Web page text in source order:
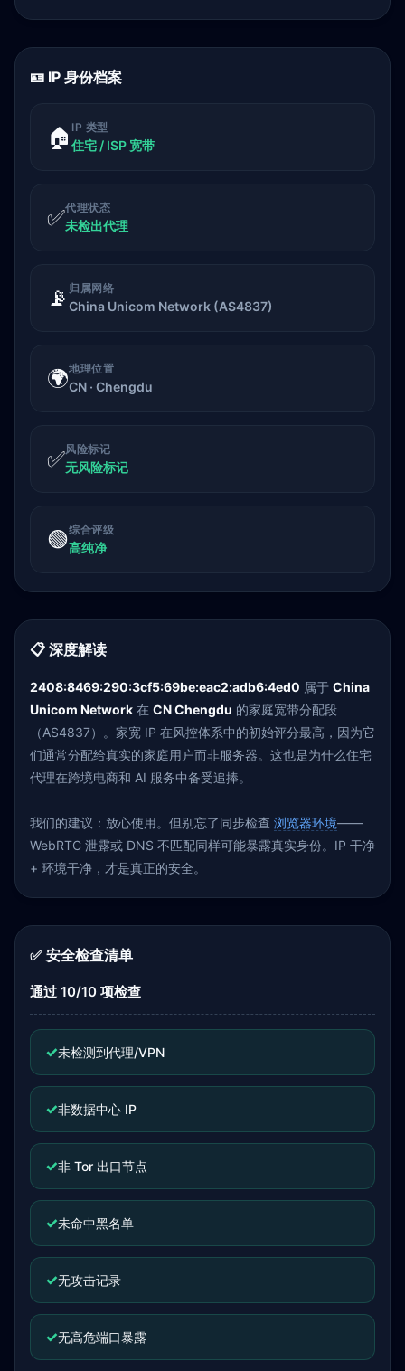
🪪 IP 身份档案
🏠 IP 类型
住宅 / ISP 宽带
✅代理状态
未检出代理
📡 归属网络
China Unicom Network (AS4837)
🌍地理位置
CN · Chengdu
✅风险标记
无风险标记
🟢综合评级
高纯净
📋 深度解读
2408:8469:290:3cf5:69be:eac2:adb6:4ed0 属于 China
Unicom Network 在 CN Chengdu 的家庭宽带分配段
（AS4837）。家宽 IP 在风控体系中的初始评分最高，因为它
们通常分配给真实的家庭用户而非服务器。这也是为什么住宅
代理在跨境电商和 AI 服务中备受追捧。
我们的建议：放心使用。但别忘了同步检查 浏览器环境——
WebRTC 泄露或 DNS 不匹配同样可能暴露真实身份。IP 干净
+ 环境干净，才是真正的安全。
✅ 安全检查清单
通过 10/10 项检查
✓未检测到代理/VPN
✓非数据中心 IP
✓非 Tor 出口节点
✓未命中黑名单
✓无攻击记录
✓无高危端口暴露